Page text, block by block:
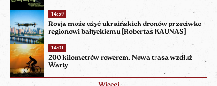
14:59
Rosja może użyć ukraińskich dronów przeciwko
regionowi bałtyckiemu [Robertas KAUNAS]
14:01
200 kilometrów rowerem. Nowa trasa wzdłuż
Warty